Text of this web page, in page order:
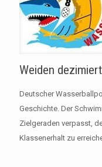
Weiden
Deutscher
Geschichte. Der
Zielgeraden verpasst,
Klassenerhalt zu